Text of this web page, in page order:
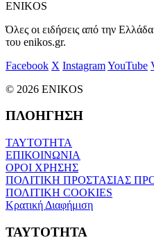
ENIKOS
Όλες οι ειδήσεις από την
του enikos.gr.
Facebook X InstagramYouTube
© 2026 ENIKOS
ΠΛΟΗΓΗΣΗ
ΤΑΥΤΟΤΗΤΑ
ΕΠΙΚΟΙΝΩΝΙΑ
ΟΡΟΙ ΧΡΗΣΗΣ
ΠΟΛΙΤΙΚΗ ΠΡΟΣΤΑΣΙΑΣ
ΠΟΛΙΤΙΚΗ COOKIES
Κρατική Διαφήμιση
ΤΑΥΤΟΤΗΤΑ